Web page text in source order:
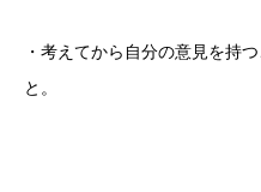
・考えてから自分の意見を持
と。